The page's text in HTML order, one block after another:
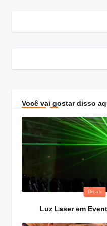
Você vai gostar disso
Posted
Dicas
Luz Laser em